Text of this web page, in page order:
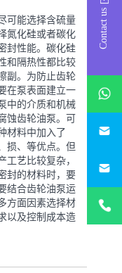
Contact us
能选择含硫量
氮化硅或者碳化
封性能。碳化硅
和隔热性都比较
副。为防止齿轮
在泵表面建立一
中的介质和机械
蚀齿轮油泵。可
材料中加入了
损、等优点。但
工艺比较复杂，
封的材料时，要
结合齿轮油泵运
方面因素选择材
以及控制成本造